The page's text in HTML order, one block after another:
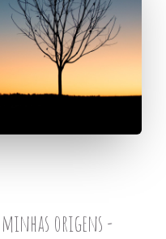
origens -